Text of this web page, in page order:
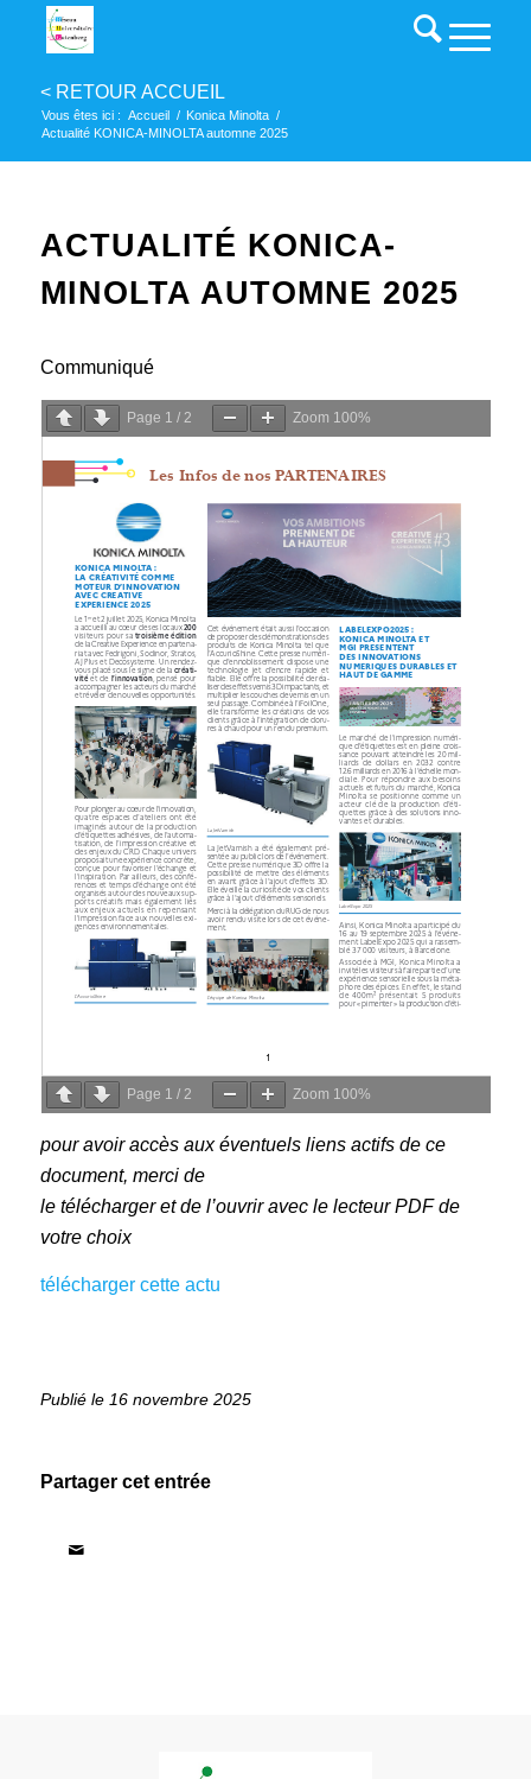
Vous êtes ici : Accueil / Konica Minolta /
Actualité KONICA-MINOLTA automne 2025
ACTUALITÉ KONICA-
MINOLTA AUTOMNE 2025
Communiqué
Page 1 / 2 Zoom 100%
Page 1 / 2 Zoom 100%
pour avoir accès aux éventuels liens actifs de ce
document, merci de
le télécharger et de l’ouvrir avec le lecteur PDF de
votre choix
télécharger cette actu
16 novembre 2025
Partager cet entrée